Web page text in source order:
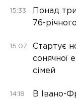
15:33
Понад
76-
15:07
Стартує
сонячної
сімей
14:18
В Івано-